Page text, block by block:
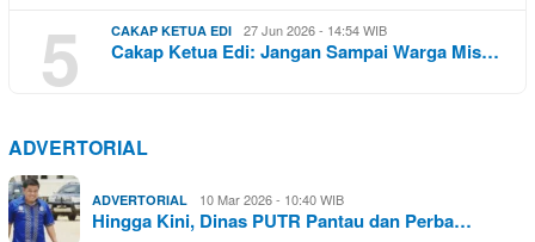
5 CAKAP KETUA EDI 27 Jun 2026 - 14:54 WIB
Cakap Ketua Edi: Jangan Sampai Warga Mis…
ADVERTORIAL
ADVERTORIAL 10 Mar 2026 - 10:40 WIB
Hingga Kini, Dinas PUTR Pantau dan Perba…